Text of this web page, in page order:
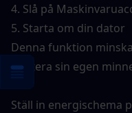
4. Slå på
5. Starta om din dator
Denna funktion
hantera sin egen
Ställ in energischema